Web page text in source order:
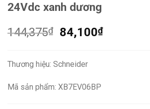
24Vdc xanh dương
144,375₫
Giá
144,375₫.
84,100₫Giá
Thương hiệu: Schneider
Mã sản phẩm: XB7EV06BP